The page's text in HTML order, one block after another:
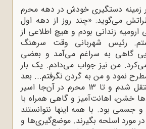
دستگیری خودش در دهه محرم
در خاطراتش می‌گوید: «چند روز از دهه‌ اول
ارومیه زندانى بودم و هیچ اطلاعى از
رئیس شهربانى وقت سرهنگ
گاهى به سراغم مى‌آمد و بعضى
من نیز جواب مى‌دادم. یک بار
نمود و من به گردن نگرفتم... بعد
به اداره‌ ساواک منتقل شدم و تا 13 محرم در آن‌جا اسیر
خشن، اهانت‌آمیز و گاهى همراه با
بود. با همه‌ اینها نتوانستند
مورد اسلحه بگیرند. موضع‌گیرى‌ها و